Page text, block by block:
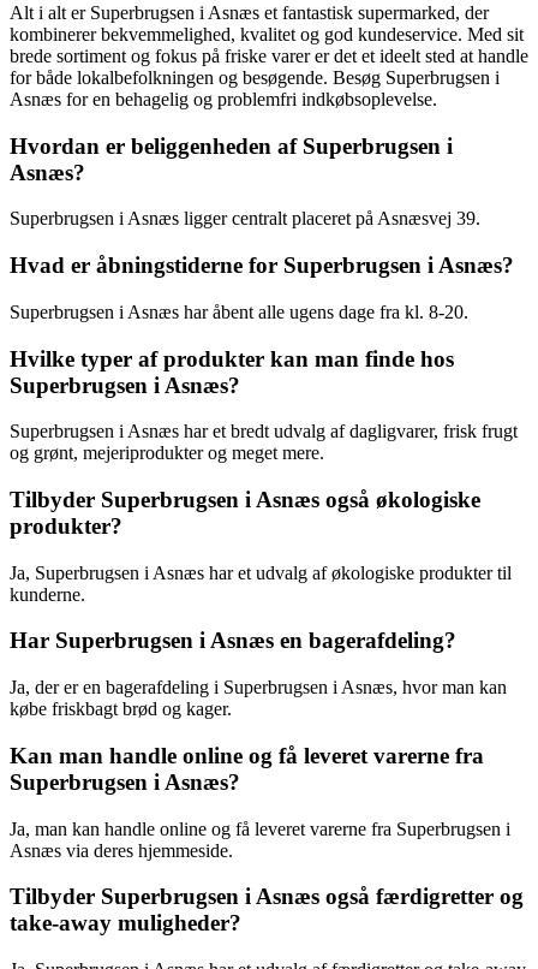
Alt i alt er Superbrugsen i Asnæs et fantastisk supermarked, der
kombinerer bekvemmelighed, kvalitet og god kundeservice. Med sit
brede sortiment og fokus på friske varer er det et ideelt sted at handle
for både lokalbefolkningen og besøgende. Besøg Superbrugsen i
Asnæs for en behagelig og problemfri indkøbsoplevelse.
Hvordan er beliggenheden af Superbrugsen i
Asnæs?
Superbrugsen i Asnæs ligger centralt placeret på Asnæsvej 39.
Hvad er åbningstiderne for Superbrugsen i Asnæs?
Superbrugsen i Asnæs har åbent alle ugens dage fra kl. 8-20.
Hvilke typer af produkter kan man finde hos
Superbrugsen i Asnæs?
Superbrugsen i Asnæs har et bredt udvalg af dagligvarer, frisk frugt
og grønt, mejeriprodukter og meget mere.
Tilbyder Superbrugsen i Asnæs også økologiske
produkter?
Ja, Superbrugsen i Asnæs har et udvalg af økologiske produkter til
kunderne.
Har Superbrugsen i Asnæs en bagerafdeling?
Ja, der er en bagerafdeling i Superbrugsen i Asnæs, hvor man kan
købe friskbagt brød og kager.
Kan man handle online og få leveret varerne fra
Superbrugsen i Asnæs?
Ja, man kan handle online og få leveret varerne fra Superbrugsen i
Asnæs via deres hjemmeside.
Tilbyder Superbrugsen i Asnæs også færdigretter og
take-away muligheder?